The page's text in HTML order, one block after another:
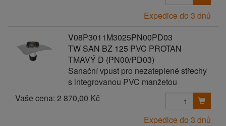
Expedice do 3 dnů
V08P3011M3025PN00PD03
TW SAN BZ 125 PVC PROTAN
TMAVÝ D (PN00/PD03)
Sanační vpust pro nezateplené střechy
s integrovanou PVC manžetou
Vaše cena: 2 870,00 Kč
Expedice do 3 dnů